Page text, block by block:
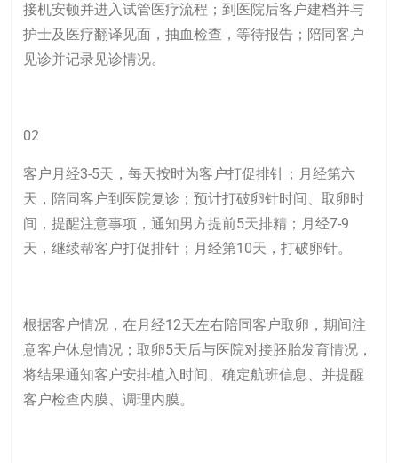
接机安顿并进入试管医疗流程；到医院后客户建档并与
护士及医疗翻译见面，抽血检查，等待报告；陪同客户
见诊并记录见诊情况。
02
客户月经3-5天，每天按时为客户打促排针；月经第六
天，陪同客户到医院复诊；预计打破卵针时间、取卵时
间，提醒注意事项，通知男方提前5天排精；月经7-9
天，继续帮客户打促排针；月经第10天，打破卵针。
根据客户情况，在月经12天左右陪同客户取卵，期间注
意客户休息情况；取卵5天后与医院对接胚胎发育情况，
将结果通知客户安排植入时间、确定航班信息、并提醒
客户检查内膜、调理内膜。